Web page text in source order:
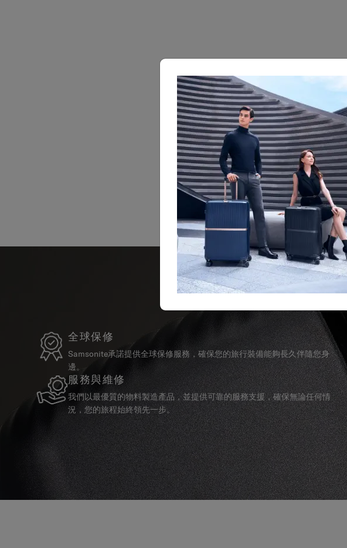
全球保修
Samsonite承諾提供全球保修服務，確保您的旅行裝備能夠長久伴隨您身
邊。
服務與維修
我們以最優質的物料製造產品，並提供可靠的服務支援，確保無論任何情
況，您的旅程始終領先一步。